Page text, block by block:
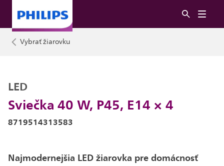
Vybrať žiarovku
Sviečka 40 W, P45, E14 × 4
LED
8719514313583
Najmodernejšia LED žiarovka pre domácnosť